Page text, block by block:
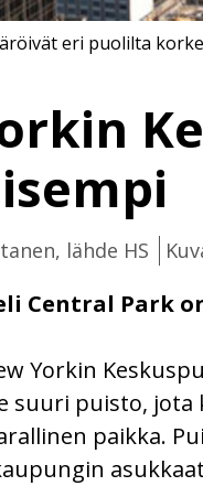
lähde HS
Central Park
eri puolilta
Yorkin
suuri puisto,
paikka.